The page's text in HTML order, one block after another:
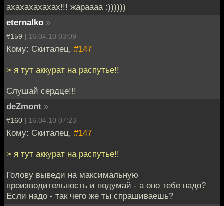
ахахахахахах!!! жараааа :))))))
eternalko »
#159 | 16.04.10 03:09
Кому: Скиталец, #147
> я тут аккурат на распутье!!
Слушай сердце!!!
deZmont »
#160 | 16.04.10 07:23
Кому: Скиталец, #147
> я тут аккурат на распутье!!
Голову выведи на максимальную
производительность и подумай - а оно тебе надо?
Если надо - так чего же ты спрашиваешь?